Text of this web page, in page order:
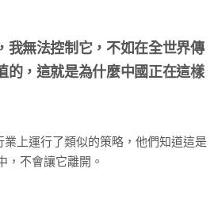
無法控制它，不如在全世界傳
，這就是為什麼中國正在這樣
上運行了類似的策略，他們知道這是
，不會讓它離開。